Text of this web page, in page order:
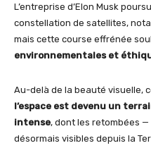
L’entreprise d’Elon Musk
constellation de satellites,
mais cette course effrénée
environnementales et
Au-delà de la beauté visuelle,
l’espace est devenu un
intense, dont les retombées
désormais visibles depuis la